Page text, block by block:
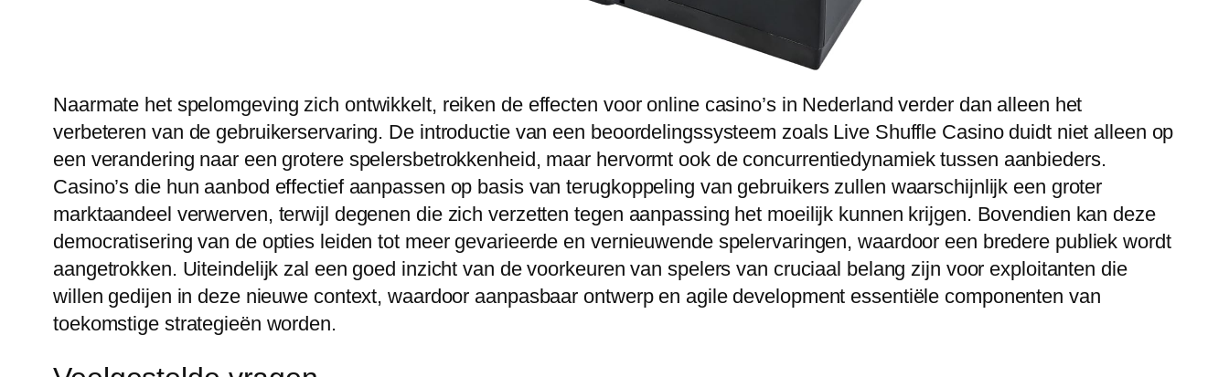
Naarmate het spelomgeving zich ontwikkelt, reiken de effecten voor online casino’s in Nederland verder dan alleen het
verbeteren van de gebruikerservaring. De introductie van een beoordelingssysteem zoals Live Shuffle Casino duidt niet alleen op
een verandering naar een grotere spelersbetrokkenheid, maar hervormt ook de concurrentiedynamiek tussen aanbieders.
Casino’s die hun aanbod effectief aanpassen op basis van terugkoppeling van gebruikers zullen waarschijnlijk een groter
marktaandeel verwerven, terwijl degenen die zich verzetten tegen aanpassing het moeilijk kunnen krijgen. Bovendien kan deze
democratisering van de opties leiden tot meer gevarieerde en vernieuwende spelervaringen, waardoor een bredere publiek wordt
aangetrokken. Uiteindelijk zal een goed inzicht van de voorkeuren van spelers van cruciaal belang zijn voor exploitanten die
willen gedijen in deze nieuwe context, waardoor aanpasbaar ontwerp en agile development essentiële componenten van
toekomstige strategieën worden.